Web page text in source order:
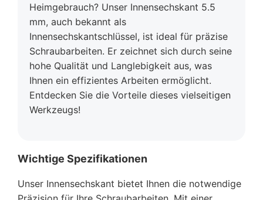
Heimgebrauch? Unser Innensechskant 5.5
mm, auch bekannt als
Innensechskantschlüssel, ist ideal für präzise
Schraubarbeiten. Er zeichnet sich durch seine
hohe Qualität und Langlebigkeit aus, was
Ihnen ein effizientes Arbeiten ermöglicht.
Entdecken Sie die Vorteile dieses vielseitigen
Werkzeugs!
Wichtige Spezifikationen
Unser Innensechskant bietet Ihnen die notwendige